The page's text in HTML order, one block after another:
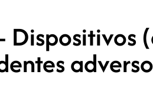
Dispositivos